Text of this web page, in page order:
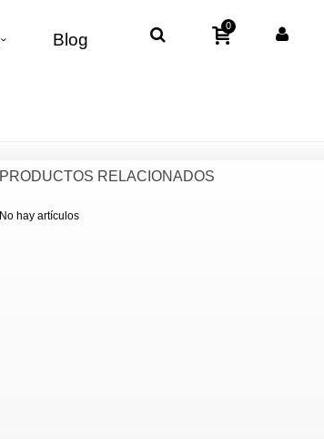
Blog
0
PRODUCTOS RELACIONADOS
No hay artículos